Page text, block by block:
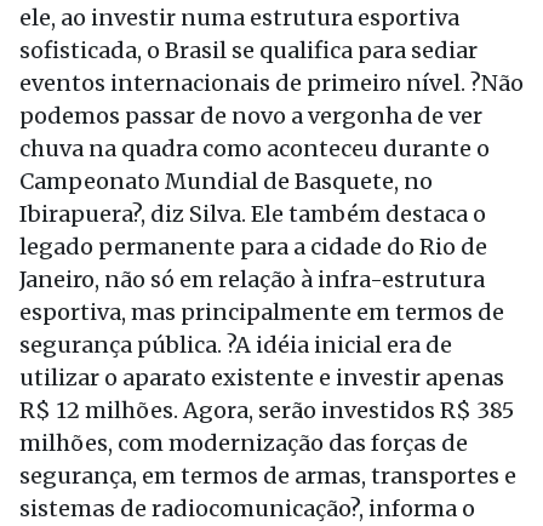
ele, ao investir numa estrutura esportiva
sofisticada, o Brasil se qualifica para sediar
eventos internacionais de primeiro nível. ?Não
podemos passar de novo a vergonha de ver
chuva na quadra como aconteceu durante o
Campeonato Mundial de Basquete, no
Ibirapuera?, diz Silva. Ele também destaca o
legado permanente para a cidade do Rio de
Janeiro, não só em relação à infra-estrutura
esportiva, mas principalmente em termos de
segurança pública. ?A idéia inicial era de
utilizar o aparato existente e investir apenas
R$ 12 milhões. Agora, serão investidos R$ 385
milhões, com modernização das forças de
segurança, em termos de armas, transportes e
sistemas de radiocomunicação?, informa o